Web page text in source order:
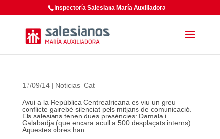
Inspectoría Salesiana María Auxiliadora
17/09/14| Noticias_Cat
Avui a la República Centreafricana es viu un greu
conflicte gairebé silenciat pels mitjans de comunicació.
Els salesians tenen dues presències: Damala i
Galabadja (que encara acull a 500 desplaçats interns).
Aquestes obres han...